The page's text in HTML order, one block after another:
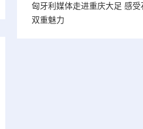
匈牙利媒体走进重庆大足 感受
双重魅力